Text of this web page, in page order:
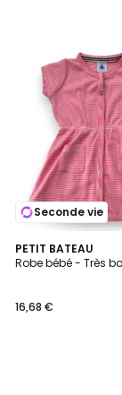
Seconde vie
PETIT BATEAU
Robe bébé - Très
16,68 €